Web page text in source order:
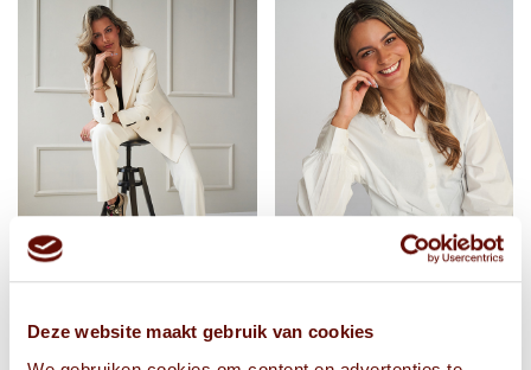
Deze website maakt gebruik van cookies